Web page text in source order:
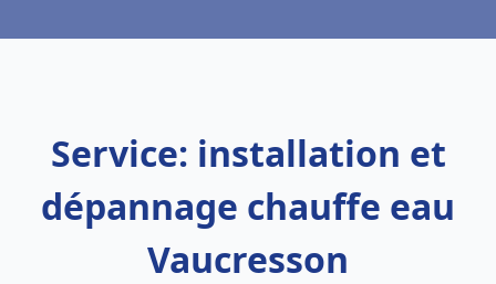
Service: installation et
dépannage chauffe eau
Vaucresson